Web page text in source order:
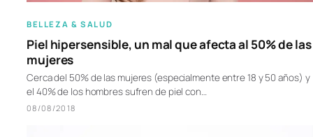
BELLEZA & SALUD
Piel hipersensible, un mal que afecta al 50% de las
mujeres
Cerca del 50% de las mujeres (especialmente entre 18 y 50 años) y
el 40% de los hombres sufren de piel con…
08/08/2018